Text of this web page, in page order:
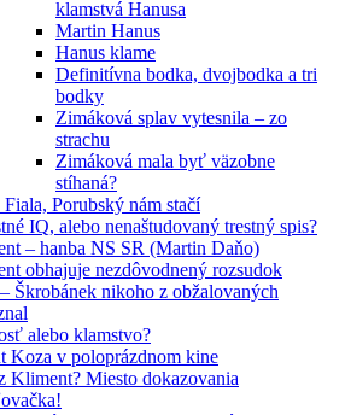
klamstvá Hanusa
Martin Hanus
Hanus klame
Definitívna bodka, dvojbodka a tri
bodky
Zimáková splav vytesnila – zo
strachu
Zimáková mala byť väzobne
stíhaná?
Porubský nám stačí
IQ, alebo nenaštudovaný trestný spis?
– hanba NS SR (Martin Daňo)
obhajuje nezdôvodnený rozsudok
Škrobánek nikoho z obžalovaných
alebo klamstvo?
Koza v poloprázdnom kine
Kliment? Miesto dokazovania